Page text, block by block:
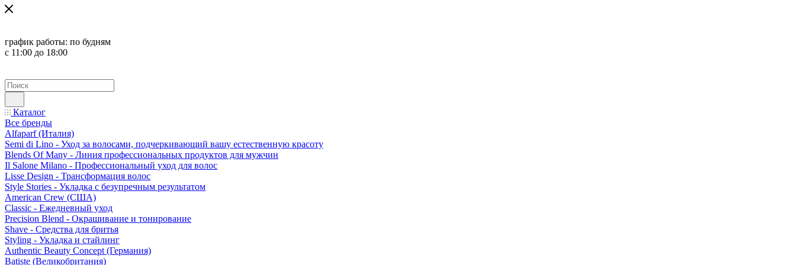
график работы: по будням
с 11:00 до 18:00
Каталог
Все бренды
Alfaparf (Италия)
Semi di Lino - Уход за волосами, подчеркивающий вашу естественную красоту
Blends Of Many - Линия профессиональных продуктов для мужчин
Il Salone Milano - Профессиональный уход для волос
Lisse Design - Трансформация волос
Style Stories - Укладка с безупречным результатом
American Crew (США)
Classic - Ежедневный уход
Precision Blend - Окрашивание и тонирование
Shave - Средства для бритья
Styling - Укладка и стайлинг
Authentic Beauty Concept (Германия)
Batiste (Великобритания)